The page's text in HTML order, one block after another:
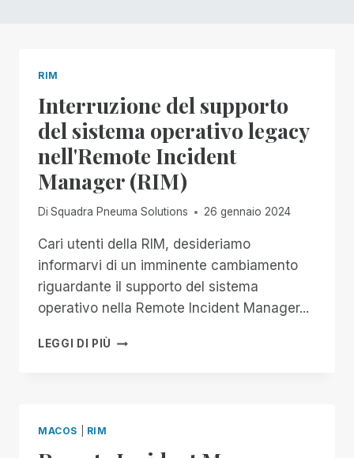
RIM
Interruzione del supporto
del sistema operativo legacy
nell'Remote Incident
Manager (RIM)
Di Squadra Pneuma Solutions 26 gennaio 2024
Cari utenti della RIM, desideriamo
informarvi di un imminente cambiamento
riguardante il supporto del sistema
operativo nella Remote Incident Manager...
LEGGI DI PIÙ INTERRUZIONE
MACOS RIM